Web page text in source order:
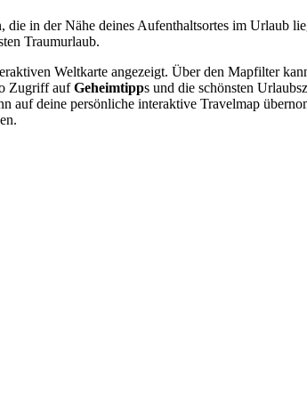
die in der Nähe deines Aufenthaltsortes im Urlaub
Traumurlaub.
Weltkarte angezeigt. Über den Mapfilter
Zugriff aufGeheimtipps und die schönsten
auf deine persönliche interaktive Travelmap